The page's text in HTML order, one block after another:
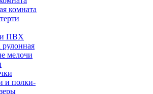
комната
ПВХ
рулонная
мелочи
и полки-